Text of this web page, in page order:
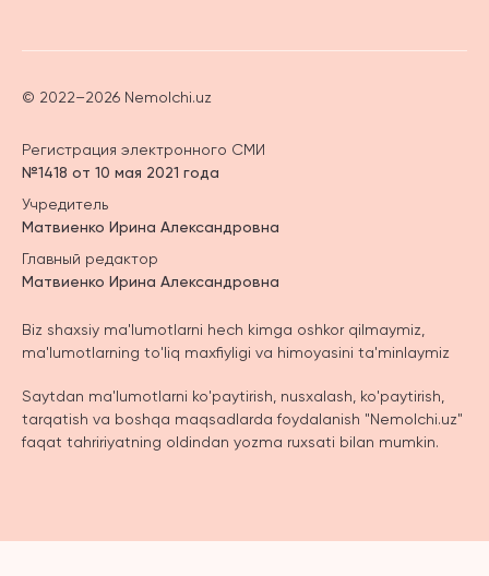
© 2022–2026 Nemolchi.uz
Регистрация электронного СМИ
№1418 от 10 мая 2021 года
Учредитель
Матвиенко Ирина Александровна
Главный редактор
Матвиенко Ирина Александровна
Biz shaxsiy ma'lumotlarni hech kimga oshkor qilmaymiz,
ma'lumotlarning to'liq maxfiyligi va himoyasini ta'minlaymiz
Saytdan ma'lumotlarni ko'paytirish, nusxalash, ko'paytirish,
tarqatish va boshqa maqsadlarda foydalanish "Nemolchi.uz"
faqat tahririyatning oldindan yozma ruxsati bilan mumkin.